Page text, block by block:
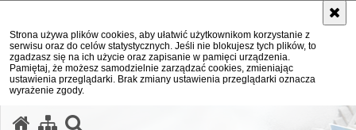
Strona używa plików cookies, aby ułatwić użytkownikom korzystanie z
serwisu oraz do celów statystycznych. Jeśli nie blokujesz tych plików, to
zgadzasz się na ich użycie oraz zapisanie w pamięci urządzenia.
Pamiętaj, że możesz samodzielnie zarządzać cookies, zmieniając
ustawienia przeglądarki. Brak zmiany ustawienia przeglądarki oznacza
wyrażenie zgody.